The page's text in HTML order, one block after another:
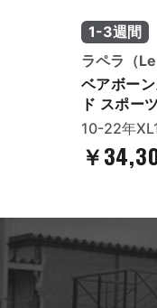
1-3週間
ラペラ（Le
ベアボー
ド スポー
10-22年
￥